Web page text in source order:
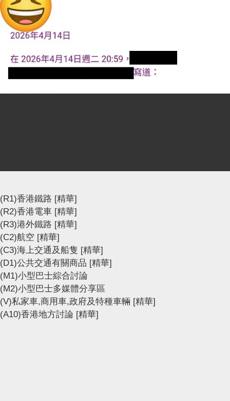
分板連結:
(B2)香港巴士討論
(B0)香港巴士車務及車廂設備
(B3i)即拍即貼 -手機相&翻拍Mon相
(B4)兩岸三地巴士討論 [精華]
(B6)旅遊巴士及過境巴士 [精華]
(R1)香港鐵路 [精華]
(R2)香港電車 [精華]
(R3)港外鐵路 [精華]
(C2)航空 [精華]
(C3)海上交通及船隻 [精華]
(D1)公共交通有關商品 [精華]
(M1)小型巴士綜合討論
(M2)小型巴士多媒體分享區
(V)私家車,商用車,政府及特種車輛 [精華]
(A10)香港地方討論 [精華]